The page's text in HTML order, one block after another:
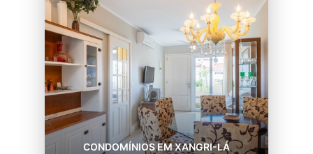
CONDOMÍNIOS EM XANGRI-LÁ